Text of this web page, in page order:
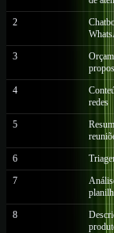
2
3
4
redes
5
6
7
8